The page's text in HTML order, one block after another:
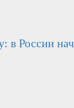
в России